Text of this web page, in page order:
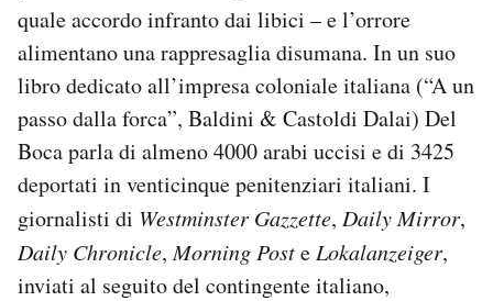
quale accordo infranto dai libici – e l’orrore
alimentano una rappresaglia disumana. In un suo
libro dedicato all’impresa coloniale italiana (“A un
passo dalla forca”, Baldini & Castoldi Dalai) Del
Boca parla di almeno 4000 arabi uccisi e di 3425
deportati in venticinque penitenziari italiani. I
giornalisti di Westminster Gazzette, Daily Mirror,
Daily Chronicle,Morning Poste Lokalanzeiger,
inviati al seguito del contingente italiano,